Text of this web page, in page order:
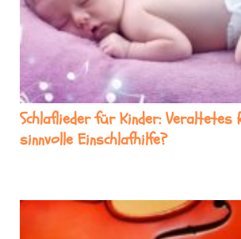
Schlaflieder für Kinder: Veraltetes
sinnvolle Einschlafhilfe?